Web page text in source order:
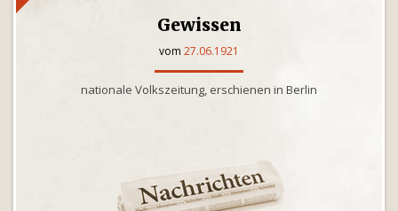
Gewissen
vom 27.06.1921
nationale Volkszeitung, erschienen in Berlin